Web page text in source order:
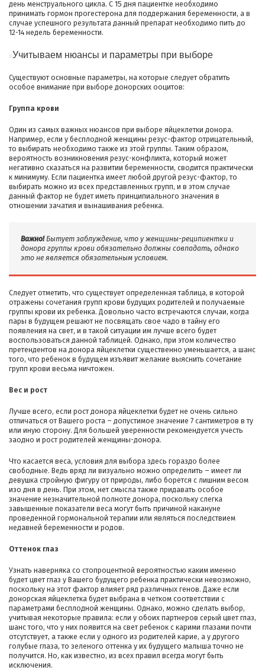
день менструального цикла. С 15 дня пациентке необходимо
принимать гормон прогестерона для поддержания беременности, а в
случае успешного результата данный препарат необходимо пить до
12-14 недель беременности.
Учитываем нюансы и параметры при выборе
Существуют основные параметры, на которые следует обратить
особое внимание при выборе донорских ооцитов:
Группа крови
Один из самых важных нюансов при выборе яйцеклетки донора.
Например, если у бесплодной женщины резус-фактор отрицательный,
то выбирать необходимо также из этой группы. Таким образом,
вероятность возникновения резус-конфликта, который может
негативно сказаться на развитии беременности, сводится практически
к минимуму. Если пациентка имеет любой другой резус-фактор, то
выбирать можно из всех представленных групп, и в этом случае
данный фактор не будет иметь принципиального значения в
отношении зачатия и вынашивания ребенка.
Важно!Бытует заблуждение, что у женщины-реципиентки и
донора группы крови обязательно должны совпадать, однако
это не является обязательным условием.
Следует отметить, что существует определенная таблица, в которой
отражены сочетания групп крови будущих родителей и получаемые
группы крови их ребенка. Довольно часто встречаются случаи, когда
пары в будущем решают не посвящать свое чадо в тайну его
появления на свет, и в такой ситуации им лучше всего будет
воспользоваться данной таблицей. Однако, при этом количество
претендентов на донора яйцеклетки существенно уменьшается, а шанс
того, что ребенок в будущем изъявит желание выяснить сочетание
групп крови весьма ничтожен.
Вес и рост
Лучше всего, если рост донора яйцеклетки будет не очень сильно
отличаться от Вашего роста – допустимое значение 7 сантиметров в ту
или иную сторону. Для большей уверенности рекомендуется учесть
заодно и рост родителей женщины-донора.
Что касается веса, условия для выбора здесь гораздо более
свободные. Ведь вряд ли визуально можно определить – имеет ли
девушка стройную фигуру от природы, либо борется с лишним весом
изо дня в день. При этом, нет смысла также придавать особое
значение незначительной полноте донора, поскольку слегка
завышенные показатели веса могут быть причиной накануне
проведенной гормональной терапии или являться последствием
недавней беременности и родов.
Оттенок глаз
Узнать наверняка со стопроцентной вероятностью каким именно
будет цвет глаз у Вашего будущего ребенка практически невозможно,
поскольку на этот фактор влияет ряд различных генов. Даже если
донорская яйцеклетка будет выбрана в четком соответствии с
параметрами бесплодной женщины. Однако, можно сделать выбор,
учитывая некоторые правила: если у обоих партнеров серый цвет глаз,
шанс того, что у них появится на свет ребенок с карими глазами почти
отсутствует, а также если у одного из родителей карие, а у другого
голубые глаза, то зеленого оттенка у их будущего малыша точно не
получится. Но, как известно, из всех правил всегда могут быть
исключения.